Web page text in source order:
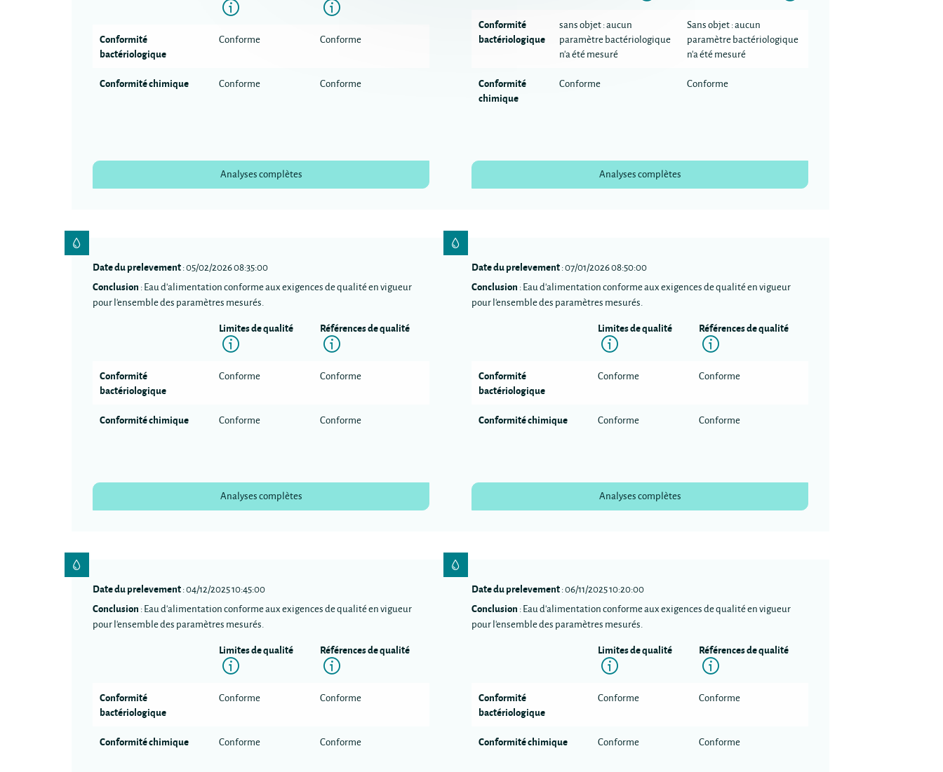
Information Information
Conformité
bactériologique
Conforme Conforme
Conformité chimique Conforme Conforme
Analyses complètes
Conformité
bactériologique
sans objet : aucun
paramètre bactériologique
n'a été mesuré
Sans objet : aucun
paramètre bactériologique
n'a été mesuré
Conformité
chimique
Conforme Conforme
Analyses complètes
Date du prelevement: 05/02/2026 08:35:00
Conclusion : Eau d'alimentation conforme aux exigences de qualité en vigueur
pour l'ensemble des paramètres mesurés.
Limites de qualité
Information
Références de qualité
Information
Conformité
bactériologique
Conforme Conforme
Conformité chimique Conforme Conforme
Analyses complètes
Date du prelevement: 07/01/2026 08:50:00
Conclusion : Eau d'alimentation conforme aux exigences de qualité en vigueur
pour l'ensemble des paramètres mesurés.
Limites de qualité
Information
Références de qualité
Information
Conformité
bactériologique
Conforme Conforme
Conformité chimique Conforme Conforme
Analyses complètes
Date du prelevement: 04/12/2025 10:45:00
Conclusion : Eau d'alimentation conforme aux exigences de qualité en vigueur
pour l'ensemble des paramètres mesurés.
Limites de qualité
Information
Références de qualité
Information
Conformité
bactériologique
Conforme Conforme
Conformité chimique Conforme Conforme
Date du prelevement: 06/11/2025 10:20:00
Conclusion : Eau d'alimentation conforme aux exigences de qualité en vigueur
pour l'ensemble des paramètres mesurés.
Limites de qualité
Information
Références de qualité
Information
Conformité
bactériologique
Conforme Conforme
Conformité chimique Conforme Conforme